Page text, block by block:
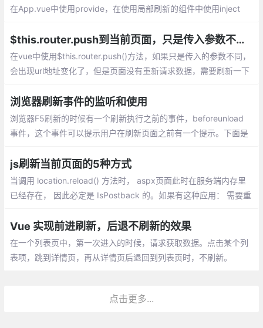
在App.vue中使用provide，在使用局部刷新的组件中使用inject
$this.router.push到当前页面，只是传入参数不同，页面不刷新的问题解决
在vue中使用$this.router.push()方法，如果只是传入的参数不同，
会出现url地址变化了，但是页面没有重新请求数据，需要刷新一下
浏览器刷新事件的监听和使用
浏览器F5刷新的时候有一个刷新执行之前的事件，beforeunload
事件，这个事件可以提示用户在刷新页面之前有一个提示。下面是
js刷新当前页面的5种方式
当调用 location.reload() 方法时， aspx页面此时在服务端内存里
已经存在， 因此必定是 IsPostback 的。如果有这种应用： 需要重
是 Not IsPostback 的
Vue 实现前进刷新，后退不刷新的效果
在一个列表页中，第一次进入的时候，请求获取数据。点击某个列
表项，跳到详情页，再从详情页后退回到列表页时，不刷新。
点击更多...